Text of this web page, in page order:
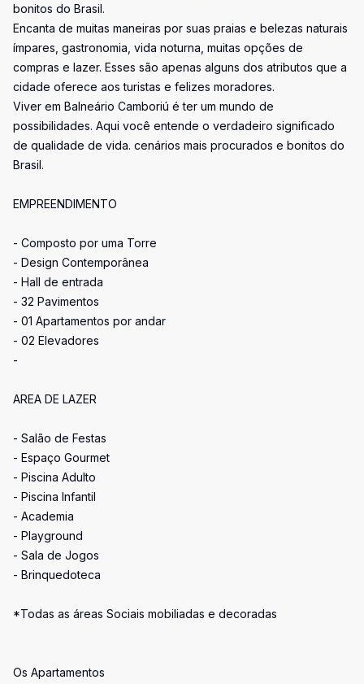
bonitos do Brasil.
Encanta de muitas maneiras por suas praias e belezas naturais
ímpares, gastronomia, vida noturna, muitas opções de
compras e lazer. Esses são apenas alguns dos atributos que a
cidade oferece aos turistas e felizes moradores.
Viver em Balneário Camboriú é ter um mundo de
possibilidades. Aqui você entende o verdadeiro significado
de qualidade de vida. cenários mais procurados e bonitos do
Brasil.
EMPREENDIMENTO
- Composto por uma Torre
- Design Contemporânea
- Hall de entrada
- 32 Pavimentos
- 01 Apartamentos por andar
- 02 Elevadores
-
AREA DE LAZER
- Salão de Festas
- Espaço Gourmet
- Piscina Adulto
- Piscina Infantil
- Academia
- Playground
- Sala de Jogos
- Brinquedoteca
*Todas as áreas Sociais mobiliadas e decoradas
Os Apartamentos